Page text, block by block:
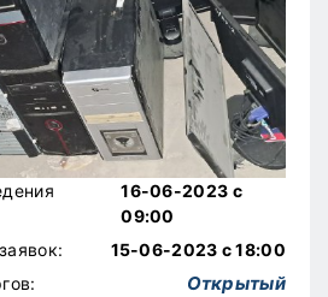
16-06-2023 с
09:00
15-06-2023 с 18:00
Открытый